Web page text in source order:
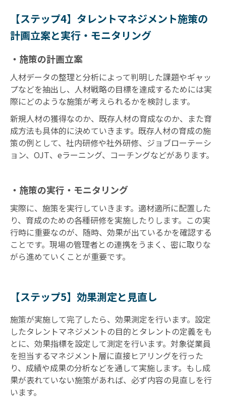
【ステップ4】タレントマネジメント施策の
計画立案と実行・モニタリング
・施策の計画立案
人材データの整理と分析によって判明した課題やギャッ
プなどを抽出し、人材戦略の目標を達成するためには実
際にどのような施策が考えられるかを検討します。
新規人材の獲得なのか、既存人材の育成なのか、また育
成方法も具体的に決めていきます。既存人材の育成の施
策の例として、社内研修や社外研修、ジョブローテーシ
ョン、OJT、eラーニング、コーチングなどがあります。
・施策の実行・モニタリング
実際に、施策を実行していきます。適材適所に配置した
り、育成のための各種研修を実施したりします。この実
行時に重要なのが、随時、効果が出ているかを確認する
ことです。現場の管理者との連携をうまく、密に取りな
がら進めていくことが重要です。
【ステップ5】効果測定と見直し
施策が実施して完了したら、効果測定を行います。設定
したタレントマネジメントの目的とタレントの定義をも
とに、効果指標を設定して測定を行います。対象従業員
を担当するマネジメント層に直接ヒアリングを行った
り、成績や成果の分析などを通して実施します。もし成
果が表れていない施策があれば、必ず内容の見直しを行
います。